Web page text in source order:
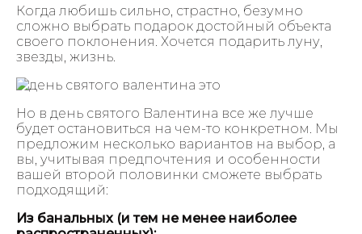
Когда любишь сильно, страстно, безумно
сложно выбрать подарок достойный объекта
своего поклонения. Хочется подарить луну,
звезды, жизнь.
Но в день святого Валентина все же лучше
будет остановиться на чем-то конкретном. Мы
предложим несколько вариантов на выбор, а
вы, учитывая предпочтения и особенности
вашей второй половинки сможете выбрать
подходящий:
Из банальных (и тем не менее наиболее